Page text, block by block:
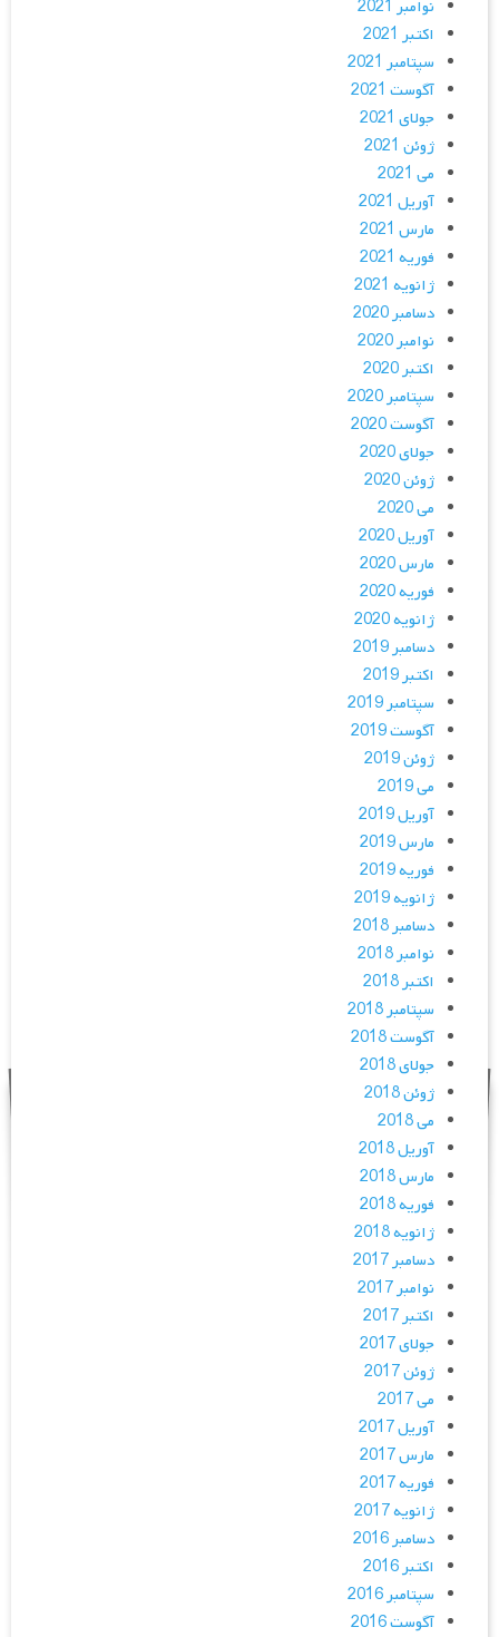
نوامبر 2021
اکتبر 2021
سپتامبر 2021
آگوست 2021
جولای 2021
ژوئن 2021
می 2021
آوریل 2021
مارس 2021
فوریه 2021
ژانویه 2021
دسامبر 2020
نوامبر 2020
اکتبر 2020
سپتامبر 2020
آگوست 2020
جولای 2020
ژوئن 2020
می 2020
آوریل 2020
مارس 2020
فوریه 2020
ژانویه 2020
دسامبر 2019
اکتبر 2019
سپتامبر 2019
آگوست 2019
ژوئن 2019
می 2019
آوریل 2019
مارس 2019
فوریه 2019
ژانویه 2019
دسامبر 2018
نوامبر 2018
اکتبر 2018
سپتامبر 2018
آگوست 2018
جولای 2018
ژوئن 2018
می 2018
آوریل 2018
مارس 2018
فوریه 2018
ژانویه 2018
دسامبر 2017
نوامبر 2017
اکتبر 2017
جولای 2017
ژوئن 2017
می 2017
آوریل 2017
مارس 2017
فوریه 2017
ژانویه 2017
دسامبر 2016
اکتبر 2016
سپتامبر 2016
آگوست 2016